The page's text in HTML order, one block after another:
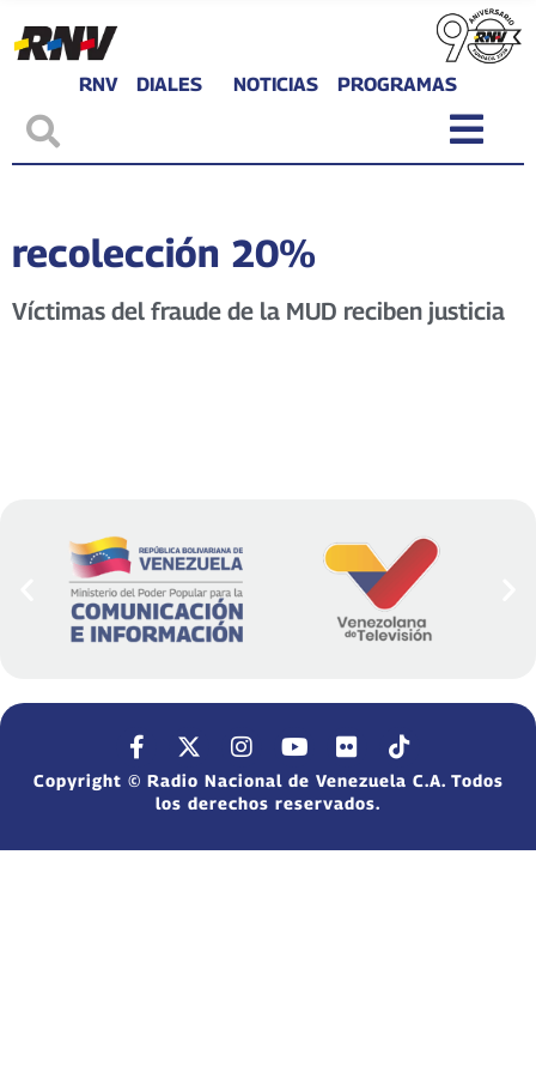
RNV DIALES NOTICIAS PROGRAMAS
recolección 20%
Víctimas del fraude de la MUD reciben justicia
Copyright © Radio Nacional de Venezuela C.A. Todos
los derechos reservados.